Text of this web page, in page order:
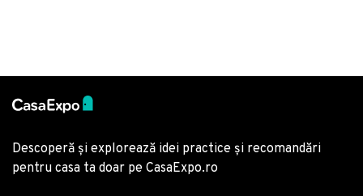
Descoperă și explorează idei practice și recomandări
pentru casa ta doar pe CasaExpo.ro